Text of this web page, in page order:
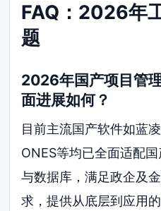
FAQ：2026年
题
2026年国产项目管
面进展如何？
目前主流国产软件如蓝
ONES等均已全面适配
与数据库，满足政企及
求，提供从底层到应用